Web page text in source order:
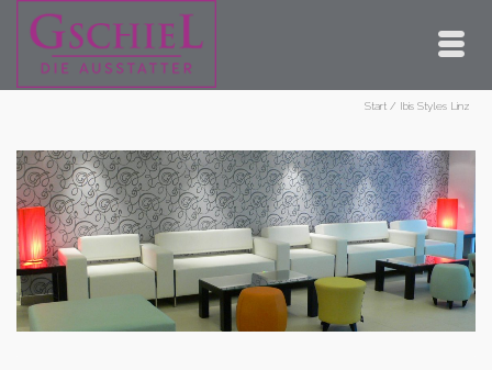
Start / Ibis Styles Linz